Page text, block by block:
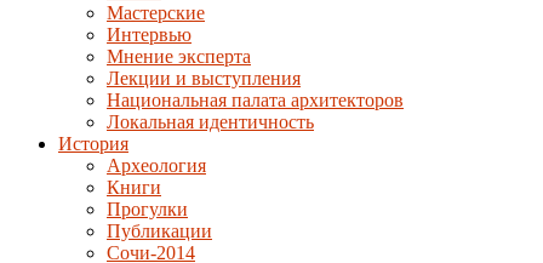
Мастерские
Интервью
Мнение эксперта
Лекции и выступления
Национальная палата архитекторов
Локальная идентичность
История
Археология
Книги
Прогулки
Публикации
Сочи-2014